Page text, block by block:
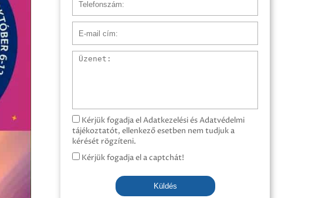
Üzenet
Kérjük fogadja el Adatkezelési és Adatvédelmi
tájékoztatót, ellenkező esetben nem tudjuk a
kérését rögzíteni.
Kérjük fogadja el a captchát!
Küldés